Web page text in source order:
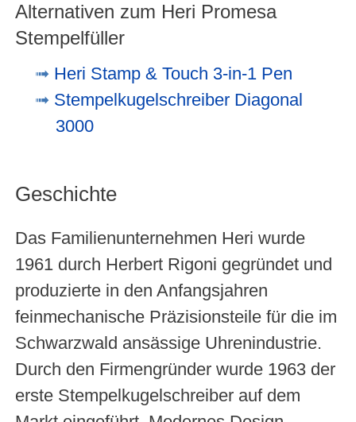
Alternativen zum Heri Promesa
Stempelfüller
Heri Stamp & Touch 3-in-1 Pen
Stempelkugelschreiber Diagonal
3000
Geschichte
Das Familienunternehmen Heri wurde
1961 durch Herbert Rigoni gegründet und
produzierte in den Anfangsjahren
feinmechanische Präzisionsteile für die im
Schwarzwald ansässige Uhrenindustrie.
Durch den Firmengründer wurde 1963 der
erste Stempelkugelschreiber auf dem